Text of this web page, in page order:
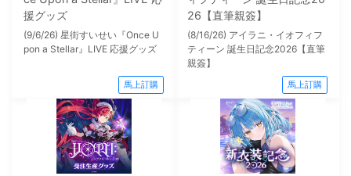
援グッズ
(9/6/26) 星街すいせい『Once U
pon a Stellar』LIVE 応援グッズ
馬上訂購
26【直筆親簽】
(8/16/26) アイラニ・イオフィフ
ティーン 誕生日記念2026【直筆
親簽】
馬上訂購